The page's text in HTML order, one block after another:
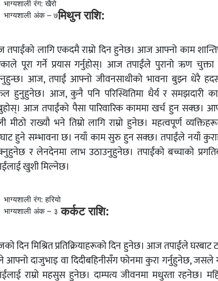
भाग्यशाली रंग: खैरो
भाग्यशाली अंक – ७मिथुन राशि:
लागि एकदमै राम्रो दिन हुनेछ। आज आफ्नो काम
पूरा गर्ने प्रयास गर्नुहोस्। आज तपाईंले पुरानो ऋण चुक्ता
आज, तपाईं आफ्नो जीवनसाथीको भावना बुझ्न धेरै
हुनुहुनेछ। आज, कुनै पनि परिस्थितिमा धैर्य र समझदारी
आज तपाईंको पैसा पारिवारिक काममा खर्च हुन सक्छ।
मीठो राख्यौ भने तिम्रो लागि राम्रो हुनेछ। महत्वपूर्ण
हुने सम्भावना छ। नयाँ काम सुरु हुन सक्छ। तपाईंले नयाँ
र लेनदेनमा लाभ उठाउनुहुनेछ। तपाईंको बच्चाको
खुशी मिल्नेछ।
भाग्यशाली रंग: हरियो
भाग्यशाली अंक – ३ कर्कट राशि:
दिन मिश्रित प्रतिक्रियाहरूको दिन हुनेछ। आज तपाईंले घरबाट
आफ्नो दाजुभाइ वा दिदीबहिनीसँग फोनमा कुरा गर्नुहुनेछ, जसले
राम्रो महसुस हुनेछ। दाम्पत्य जीवनमा मधुरता रहनेछ।